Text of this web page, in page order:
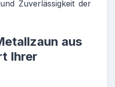
Zuverlässigkeit der
aus
Ihrer